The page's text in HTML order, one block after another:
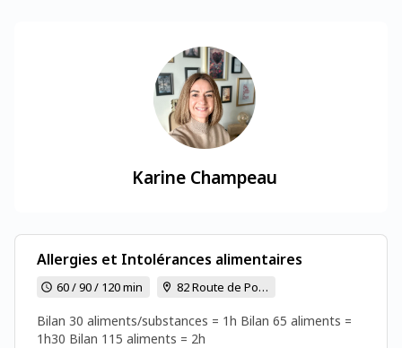
Karine Champeau
Allergies et Intolérances alimentaires
60 / 90 / 120 min 82 Route de Poitiers - 86170 CISSE
Bilan 30 aliments/substances = 1h Bilan 65 aliments =
1h30 Bilan 115 aliments = 2h